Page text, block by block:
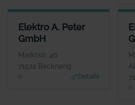
Elektro A. Peter
GmbH
Marktstr. 46
71522 Backnang
Details
ELEKTRO A. PETER GMBH
ANSPRECHPARTNER
Herr Heiko und Ralf
www.elektro-apeter.de